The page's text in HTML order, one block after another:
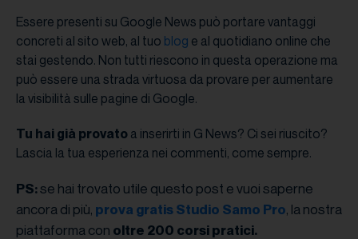
Essere presenti su Google News può portare vantaggi
concreti al sito web, al tuo blog e al quotidiano online che
stai gestendo. Non tutti riescono in questa operazione ma
può essere una strada virtuosa da provare per aumentare
la visibilità sulle pagine di Google.
Tu hai già provato a inserirti in G News? Ci sei riuscito?
Lascia la tua esperienza nei commenti, come sempre.
PS:se hai trovato utile questo post e vuoi saperne
ancora di più, prova gratis Studio Samo Pro, la nostra
piattaforma con oltre 200 corsi pratici.